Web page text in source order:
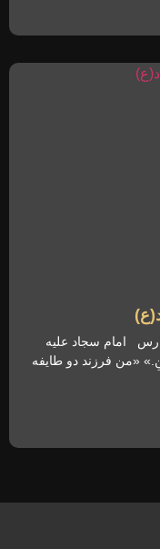
امام سجاد علیه
«من فرزند دو طایفه